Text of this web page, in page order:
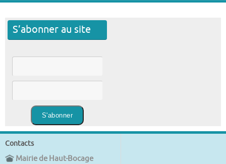
S’abonner au site
Contacts
Mairie de Haut-Bocage